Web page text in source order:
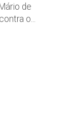
de
o...